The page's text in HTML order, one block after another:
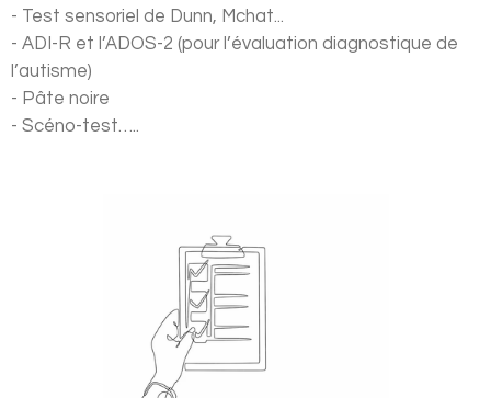
- Test sensoriel de Dunn, Mchat...
- ADI-R et l’ADOS-2 (pour l’évaluation diagnostique de
l’autisme)
- Pâte noire
- Scéno-test…..